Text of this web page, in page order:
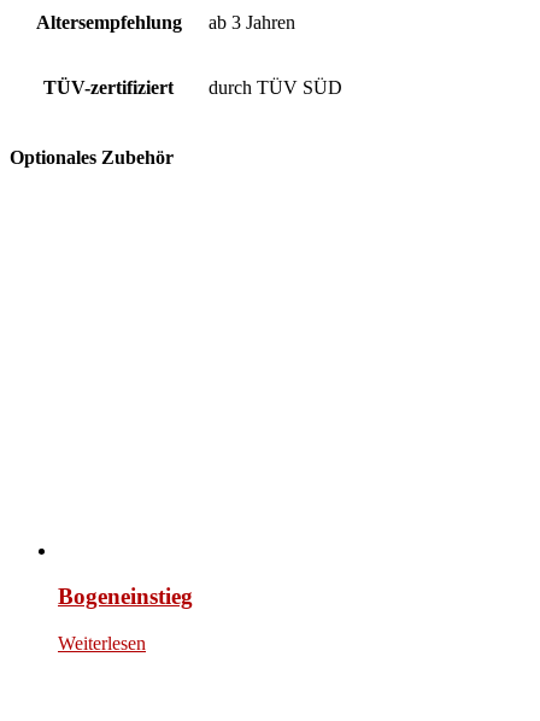
Altersempfehlung ab 3 Jahren
TÜV-zertifiziert durch TÜV SÜD
Optionales Zubehör
Bogeneinstieg
Weiterlesen